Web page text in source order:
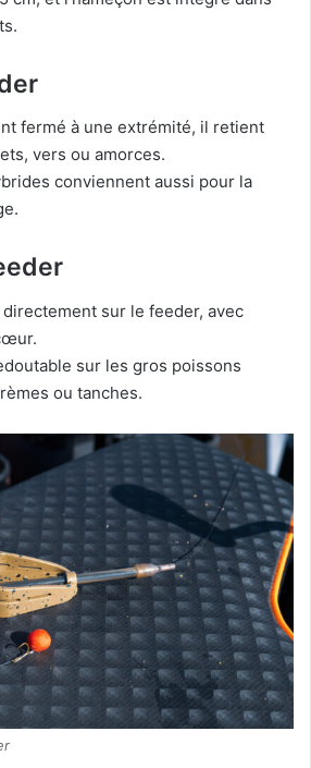
fermé à une extrémité, il retient
vers ou amorces.
conviennent aussi pour la
directement sur le feeder, avec
sur les gros poissons
ou tanches.